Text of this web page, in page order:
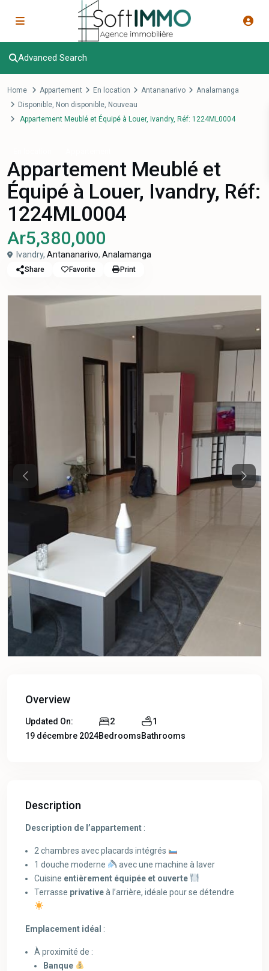
Advanced Search
Home Appartement En location Antananarivo
Analamanga
Disponible, Non disponible, Nouveau
Appartement Meublé et Équipé à Louer, Ivandry, Réf: 1224ML0004
Appartement Meublé et
Équipé à Louer, Ivandry, Réf:
1224ML0004
Ar5,380,000
Ivandry, Antananarivo, Analamanga
Share Favorite Print
Previous Next
Overview
Updated On:
19 décembre 2024
2
Bedrooms
1
Bathrooms
Description
Description de l’appartement :
2 chambres avec placards intégrés
1 douche moderne
avec une machine à laver
Cuisine entièrement équipée et ouverte
Terrasse privativeà l’arrière, idéale pour se détendre
Emplacement idéal :
À proximité de :
Banque